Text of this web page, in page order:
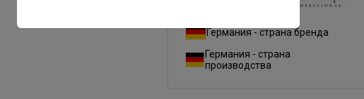
Германия - страна бренда
Германия - страна
производства